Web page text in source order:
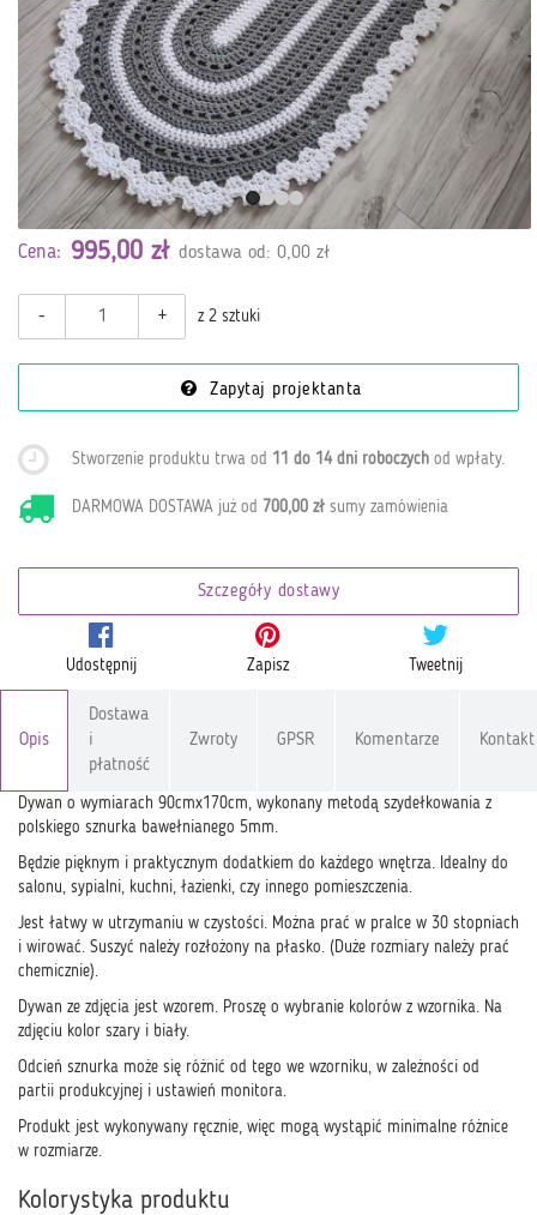
Cena: 995,00 zł dostawa od: 0,00 zł
- + z 2 sztuki
Zapytaj projektanta
Stworzenie produktu trwa od 11 do 14 dni roboczych od wpłaty.
DARMOWA DOSTAWA już od 700,00 zł sumy zamówienia
Szczegóły dostawy
Udostępnij Zapisz Tweetnij
Opis
Dostawa
i
płatność
Zwroty GPSR Komentarze Kontakt
Dywan o wymiarach 90cmx170cm, wykonany metodą szydełkowania z
polskiego sznurka bawełnianego 5mm.
Będzie pięknym i praktycznym dodatkiem do każdego wnętrza. Idealny do
salonu, sypialni, kuchni, łazienki, czy innego pomieszczenia.
Jest łatwy w utrzymaniu w czystości. Można prać w pralce w 30 stopniach
i wirować. Suszyć należy rozłożony na płasko. (Duże rozmiary należy prać
chemicznie).
Dywan ze zdjęcia jest wzorem. Proszę o wybranie kolorów z wzornika. Na
zdjęciu kolor szary i biały.
Odcień sznurka może się różnić od tego we wzorniku, w zależności od
partii produkcyjnej i ustawień monitora.
Produkt jest wykonywany ręcznie, więc mogą wystąpić minimalne różnice
w rozmiarze.
Kolorystyka produktu